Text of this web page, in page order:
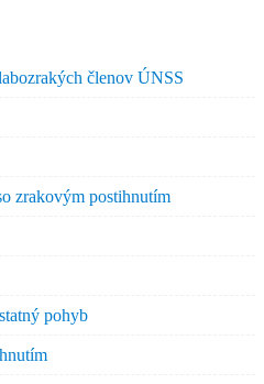
členov ÚNSS
zrakovým postihnutím
pohyb